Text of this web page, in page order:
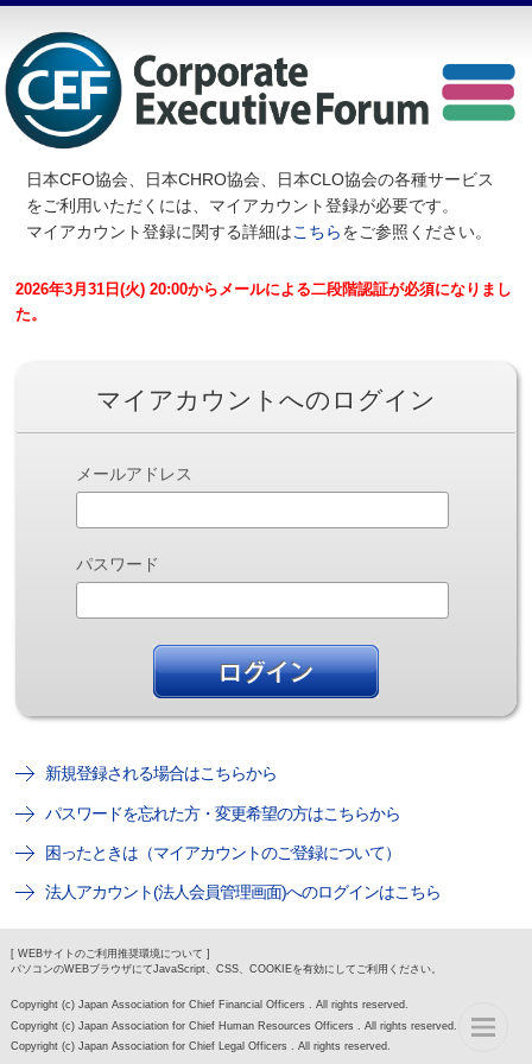
日本CFO協会、日本CHRO協会、日本CLO協会の各種サービス
をご利用いただくには、マイアカウント登録が必要です。
マイアカウント登録に関する詳細はこちらをご参照ください。
2026年3月31日(火) 20:00からメールによる二段階認証が必須になりまし
た。
マイアカウントへのログイン
メールアドレス
パスワード
新規登録される場合はこちらから
パスワードを忘れた方・変更希望の方はこちらから
困ったときは（マイアカウントのご登録について）
法人アカウント(法人会員管理画面)へのログインはこちら
[ WEBサイトのご利用推奨環境について ]
パソコンのWEBブラウザにてJavaScript、CSS、COOKIEを有効にしてご利用ください。
Copyright (c) Japan Association for Chief Financial Officers . All rights reserved.
Copyright (c) Japan Association for Chief Human Resources Officers . All rights reserved.
Copyright (c) Japan Association for Chief Legal Officers . All rights reserved.